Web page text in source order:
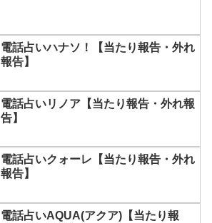
電話占いハナソ！【当たり報告・外れ
報告】
電話占いリノア【当たり報告・外れ報
告】
電話占いクォーレ【当たり報告・外れ
報告】
電話占いAQUA(アクア)【当たり報